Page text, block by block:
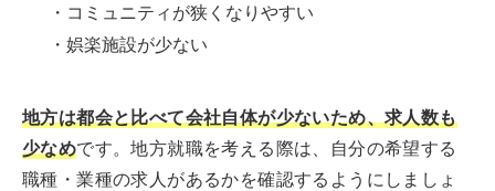
・コミュニティが狭くなりやすい
・娯楽施設が少ない
地方は都会と比べて会社自体が少ないため、求人数も
少なめです。地方就職を考える際は、自分の希望する
職種・業種の求人があるかを確認するようにしましょ